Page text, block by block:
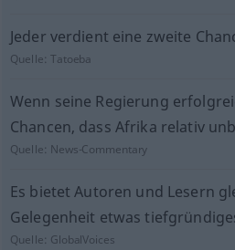
Jeder verdient eine zweite
Quelle:Tatoeba
Wenn seine Regierung
Chancen, dass Afrika relativ
Quelle: News-Commentary
Es bietet Autoren und Lesern
Gelegenheit etwas
Quelle: GlobalVoices